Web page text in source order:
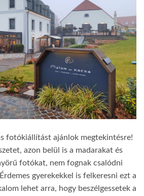
fotókiállítást ajánlok megtekintésre!
azon belül is a madarakat és
fotókat, nem fognak csalódni
gyerekekkel is felkeresni ezt a
lehet arra, hogy beszélgessetek a